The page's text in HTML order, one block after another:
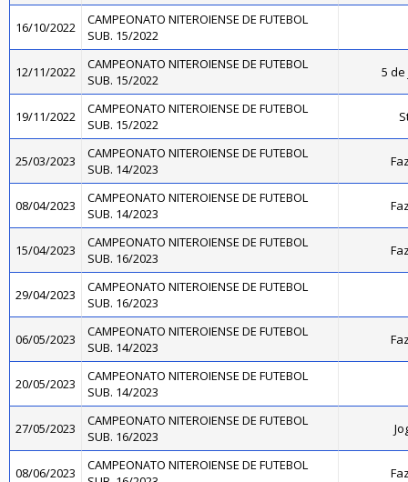
16/10/2022
CAMPEONATO NITEROIENSE DE FUTEBOL
SUB. 15/2022
12/11/2022
CAMPEONATO NITEROIENSE DE FUTEBOL
SUB. 15/2022
5 de
19/11/2022
CAMPEONATO NITEROIENSE DE FUTEBOL
SUB. 15/2022
25/03/2023
CAMPEONATO NITEROIENSE DE FUTEBOL
SUB. 14/2023
08/04/2023
CAMPEONATO NITEROIENSE DE FUTEBOL
SUB. 14/2023
15/04/2023
CAMPEONATO NITEROIENSE DE FUTEBOL
SUB. 16/2023
29/04/2023
CAMPEONATO NITEROIENSE DE FUTEBOL
SUB. 16/2023
06/05/2023
CAMPEONATO NITEROIENSE DE FUTEBOL
SUB. 14/2023
20/05/2023
CAMPEONATO NITEROIENSE DE FUTEBOL
SUB. 14/2023
27/05/2023
CAMPEONATO NITEROIENSE DE FUTEBOL
SUB. 16/2023
08/06/2023
CAMPEONATO NITEROIENSE DE FUTEBOL